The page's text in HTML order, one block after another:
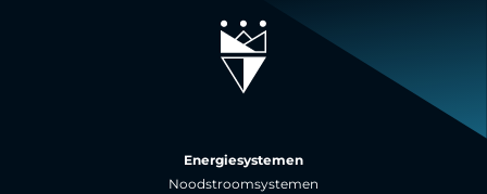
Energiesystemen
Noodstroomsystemen